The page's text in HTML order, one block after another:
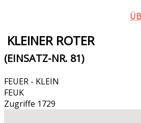
KLEINER ROTER
(EINSATZ-NR. 81)
FEUER - KLEIN
FEUK
Zugriffe 1729